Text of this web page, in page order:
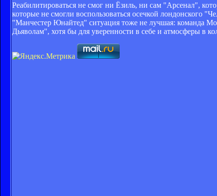
Реабилитироваться не смог ни Ёзиль, ни сам "Арсенал",
которые не смогли воспользоваться осечкой лондонского
"Манчестер Юнайтед" ситуация тоже не лучшая: команда
Дьяволам", хотя бы для уверенности в себе и атмосферы в